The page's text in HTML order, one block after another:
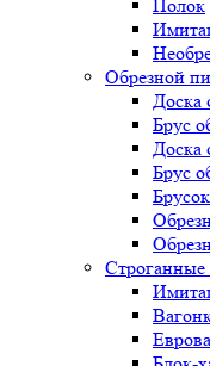
Полок
Обрезной
Доска
Брус
Доска
Брус
Строганные